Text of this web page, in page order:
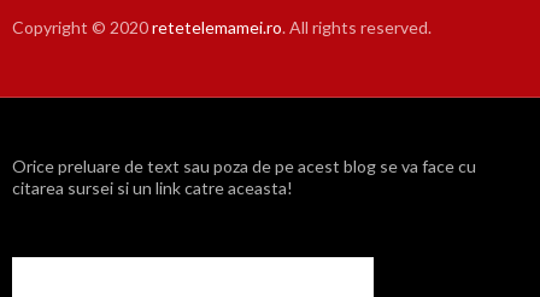
Copyright © 2020retetelemamei.ro. All rights reserved.
Orice preluare de text sau poza de pe acest blog se va face cu
citarea sursei si un link catre aceasta!